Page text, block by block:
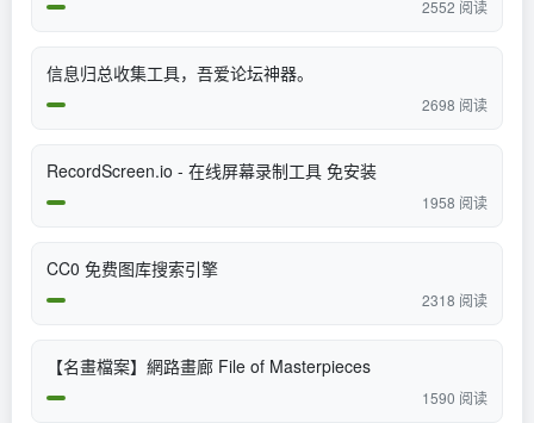
2552 阅读
信息归总收集工具，吾爱论坛神器。
2698 阅读
RecordScreen.io - 在线屏幕录制工具 免安装
1958 阅读
CC0 免费图库搜索引擎
2318 阅读
【名畫檔案】網路畫廊 File of Masterpieces
1590 阅读